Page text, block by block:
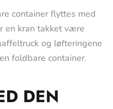
container flyttes med
en kran takket være
og løfteringene
foldbare container.
DEN